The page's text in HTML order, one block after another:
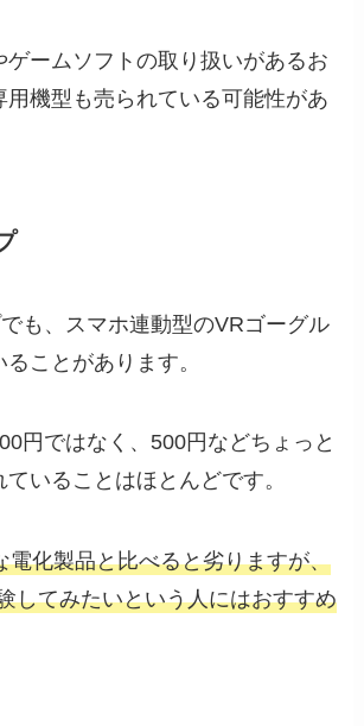
ゲームソフトの取り扱いがあるお
用機型も売られている可能性があ
も、スマホ連動型のVRゴーグル
ことがあります。
円ではなく、500円などちょっと
いることはほとんどです。
電化製品と比べると劣りますが、
してみたいという人にはおすすめ